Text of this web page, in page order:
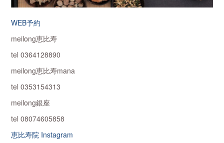
WEB予約
meilong恵比寿
tel 0364128890
meilong恵比寿mana
tel 0353154313
meilong銀座
tel 08074605858
恵比寿院 Instagram